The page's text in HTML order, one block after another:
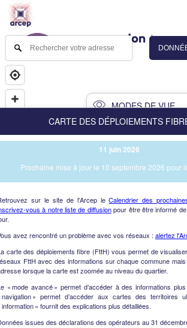
MODES DE VUE
Vue des immeubles et
CARTE DES DÉPLOIEMENTS
11 juin 2026
Prochaine mise à jour le 10 septembre 2026 pour
sur le site de l'Arcep leCalendrier des
vous à notre liste de diffusionpour être être informé
avez rencontré un problème avec vos réseaux : alertez
carte des déploiements fibre (FttH) vous permet de
FttH avec des informations sur chaque commune
lorsque la carte est zoomée au niveau du quartier.
« mode avancé » permet d’accéder à des informations plus
navigation » permet d’accéder aux cartes des territoires
information » fournit des explications plus détaillées.
issues des déclarations des opérateurs au 31
NAV